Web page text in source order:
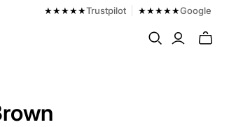
Toggle
★★★★★Trustpilot ★★★★★Google